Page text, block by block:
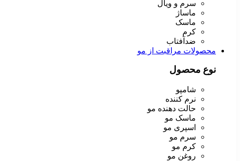
سرم و ویال
ماساژ
ماسک
کرم
ضدآفتاب
محصولات مراقبت از مو
نوع محصول
شامپو
نرم کننده
حالت دهنده مو
ماسک مو
اسپری مو
سرم مو
کرم مو
روغن مو